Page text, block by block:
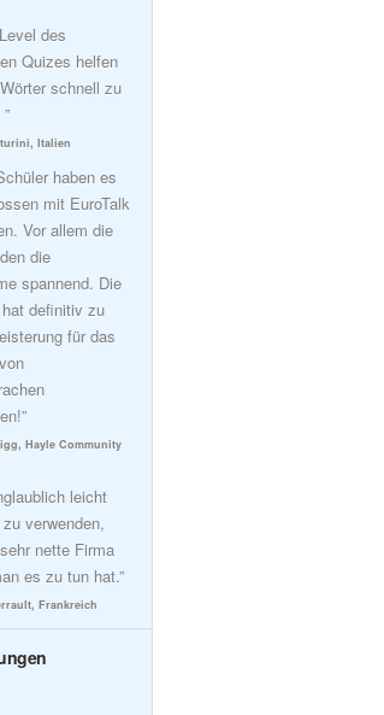
des
Quizes helfen
schnell zu
Italien
haben es
mit EuroTalk
Vor allem die
die
spannend. Die
definitiv zu
für das
Hayle Community
leicht
verwenden,
nette Firma
es zu tun hat.”
Frankreich